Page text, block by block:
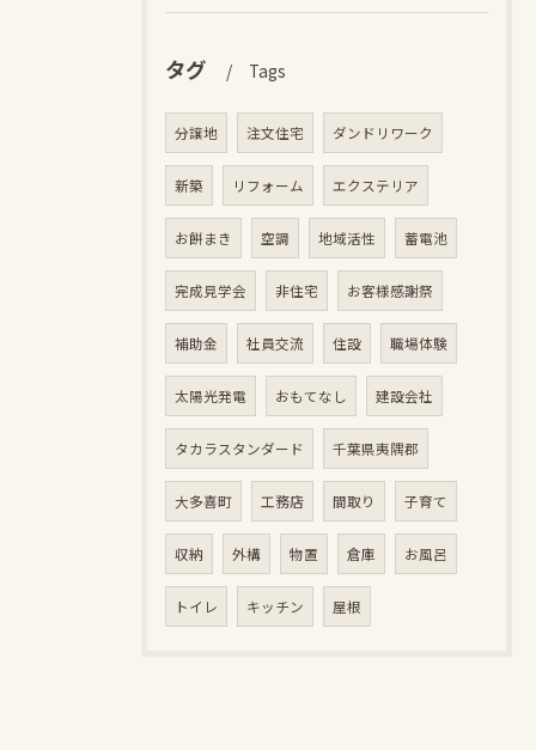
タグ Tags
分譲地 注文住宅 ダンドリワーク
新築 リフォーム エクステリア
お餅まき 空調 地域活性 蓄電池
完成見学会 非住宅 お客様感謝祭
補助金 社員交流 住設 職場体験
太陽光発電 おもてなし 建設会社
タカラスタンダード 千葉県夷隅郡
大多喜町 工務店 間取り 子育て
収納 外構 物置 倉庫 お風呂
トイレ キッチン 屋根